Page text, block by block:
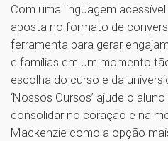
Com uma linguagem
aposta no formato de
ferramenta para gerar
e famílias em um momento
escolha do curso e da
‘Nossos Cursos’ ajude o
consolidar no coração e na
Mackenzie como a opção